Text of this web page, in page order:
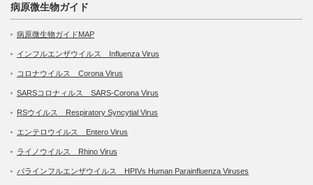
病原微生物ガイド
病原微生物ガイドMAP
インフルエンザウイルス Influenza Virus
コロナウイルス Corona Virus
SARSコロナィルス SARS-Corona Virus
RSウイルス Respiratory Syncytial Virus
エンテロウイルス Entero Virus
ライノウイルス Rhino Virus
パラインフルエンザウイルス HPIVs Human Parainfluenza Viruses